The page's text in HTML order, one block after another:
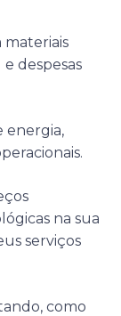
materiais
despesas
energia,
na sua
serviços
como